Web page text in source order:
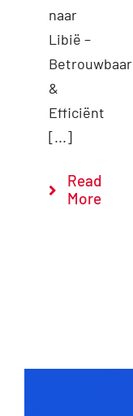
naar
Libië –
Betrouwbaar
&
Efficiënt
[...]
Read
More